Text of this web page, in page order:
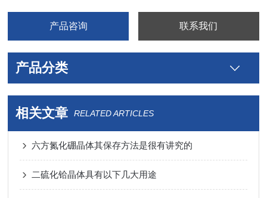
产品咨询 联系我们
产品分类
相关文章 RELATED ARTICLES
六方氮化硼晶体其保存方法是很有讲究的
二硫化铪晶体具有以下几大用途